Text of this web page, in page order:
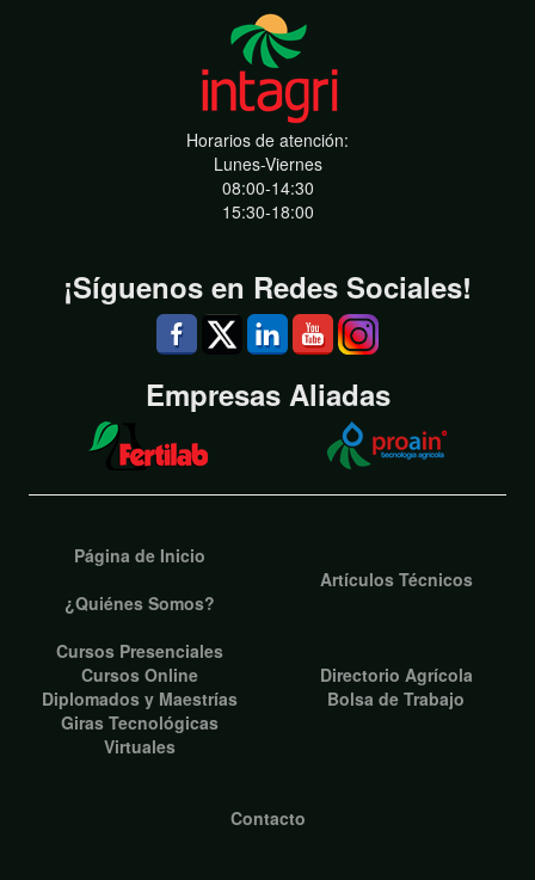
Horarios de atención:
Lunes-Viernes
08:00-14:30
15:30-18:00
¡Síguenos en Redes Sociales!
Empresas Aliadas
Página de Inicio
¿Quiénes Somos?
Artículos Técnicos
Cursos Presenciales
Cursos Online
Diplomados y Maestrías
Giras Tecnológicas
Virtuales
Directorio Agrícola
Bolsa de Trabajo
Contacto